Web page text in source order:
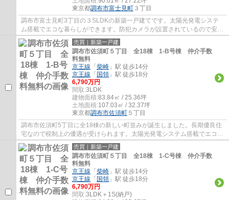
東京都調布市富士見町 ３丁目
調布市富士見町3丁目の３SLDKの新築一戸建てです。太陽光発電システ
ム搭載でエコな暮らしができます。防犯カメラが設置されているので安心
感があります。調布市でお住まいをお探しなら...
売買｜新築一戸建
調布市佐須町５丁目 全18棟 1-B号棟 仲介手数
料無料
京王線 「 柴崎 」駅 徒歩14分
京王線 「 国領 」駅 徒歩18分
6,790万円
間取:3LDK
建物面積:83.84㎡ / 25.36坪
土地面積:107.03㎡ / 32.37坪
東京都調布市佐須町 ５丁目
調布市佐須町5丁目に全18棟の新しい町並みが誕生しました。長期優良住
宅なので税制上の優遇が受けられます。太陽光発電システム搭載でエコな
暮らしができます。ウォークインクローゼッ...
売買｜新築一戸建
調布市佐須町５丁目 全18棟 1-C号棟 仲介手数
料無料
京王線 「 柴崎 」駅 徒歩14分
京王線 「 国領 」駅 徒歩18分
6,790万円
間取:3LDK＋1S(納戸)